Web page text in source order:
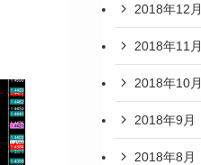
2018年12月
2018年11月
2018年10月
2018年9月
2018年8月